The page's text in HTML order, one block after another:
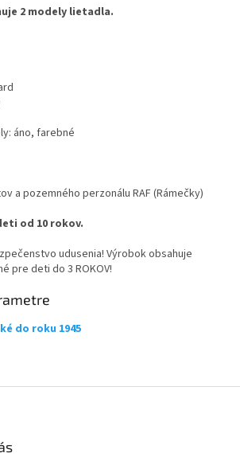
2 modely lietadla.
áno, farebné
a pozemného perzonálu RAF (Rámečky)
od 10 rokov.
udusenia! Výrobok obsahuje
pre deti do 3 ROKOV!
do roku 1945